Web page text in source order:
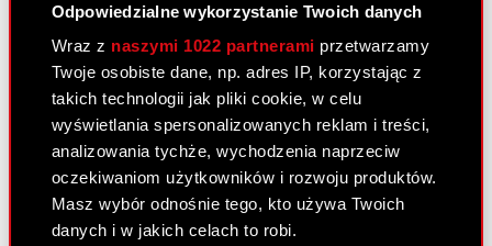
Odpowiedzialne wykorzystanie Twoich danych
Wraz z naszymi 1022 partnerami przetwarzamy
Twoje osobiste dane, np. adres IP, korzystając z
takich technologii jak pliki cookie, w celu
wyświetlania spersonalizowanych reklam i treści,
analizowania tychże, wychodzenia naprzeciw
oczekiwaniom użytkowników i rozwoju produktów.
Masz wybór odnośnie tego, kto używa Twoich
danych i w jakich celach to robi.
30 listopada 2011
PDF
Powzięcie informacji o wniesionym
powództwie o uchylenie uchwał
Nadzwyczajnego Walnego Zgromadzenia
Spółki.